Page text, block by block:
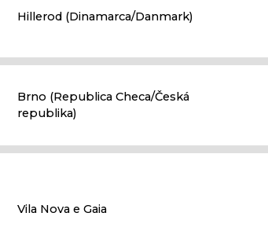
Hillerod (Dinamarca/Danmark)
Brno (Republica Checa/Česká
republika)
Vila Nova e Gaia